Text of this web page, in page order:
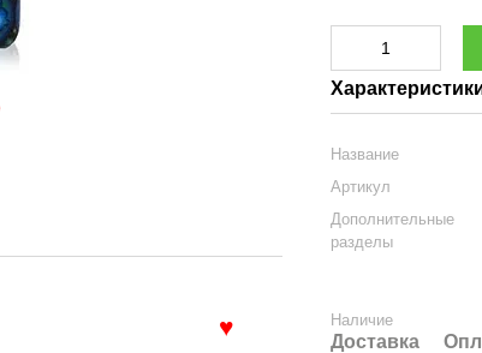
Название
Артикул
Дополнительные
разделы
Наличие
Доставка